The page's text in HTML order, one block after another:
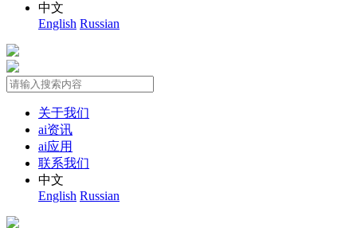
中文
English Russian
关于我们
ai资讯
ai应用
联系我们
中文
English Russian